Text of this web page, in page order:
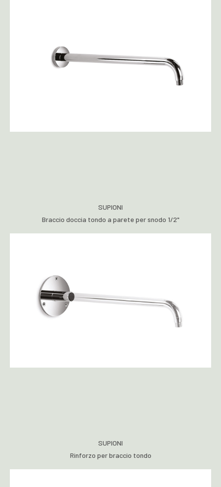
SUPIONI
Braccio doccia tondo a parete per snodo 1/2"
SUPIONI
Rinforzo per braccio tondo